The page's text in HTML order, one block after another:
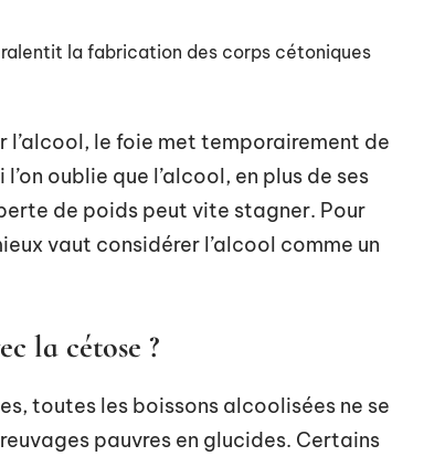
la fabrication des corps cétoniques
l’alcool, le foie met temporairement de
oublie que l’alcool, en plus de ses
de poids peut vite stagner. Pour
vaut considérer l’alcool comme un
la cétose ?
toutes les boissons alcoolisées ne se
pauvres en glucides. Certains